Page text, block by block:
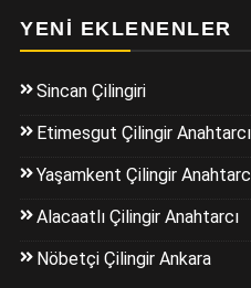
YENI EKLENENLER
Sincan Çilingiri
Etimesgut Çilingir Anahtarcı
Yaşamkent Çilingir
Alacaatlı Çilingir Anahtarcı
Nöbetçi Çilingir Ankara